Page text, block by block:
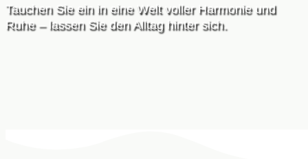
Tauchen Sie ein in eine Welt voller Harmonie und
Ruhe – lassen Sie den Alltag hinter sich.